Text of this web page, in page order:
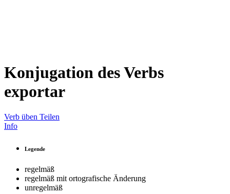
Konjugation des Verbs
exportar
Verb üben Teilen
Info
Legende
regelmäß
regelmäß mit ortografische Änderung
unregelmäß